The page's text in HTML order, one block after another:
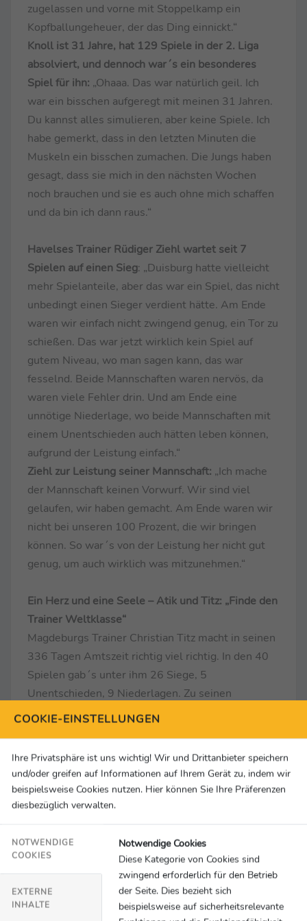
zugelassen und vorne mit Stoppelkamp ein
Kopfballungeheuer, der das Ding einnickt.“
Knoll ist 31 Jahre, hat 129 Spiele in der 2. Liga
absolviert, und dennoch war´s ein besonderes
Spiel für ihn: „Ohaaa. Das war natürlich geil. Ich
war ein bisschen aufgeregt mit meinen 31 Jahren.
Du kannst alles simulieren, aber keine Spiele. Ich
habe gemerkt, dass in den letzten Minuten die
Muskeln ein bisschen zumachen. Die Jungs haben
gesagt, dass sie mich in den nächsten Wochen
noch brauchen und sie es auch ohne mich schaffen
und da bin ich dann raus.“
Havelses Trainer Rüdiger Ziehl wartet seit 7
Spielen auf einen Sieg: „Duisburg hatte vielleicht
mehr Spielanteile, aber das war ein Spiel, das nicht
unbedingt einen Sieger verdient hätte. Am Ende
waren wir einfach nicht zwingend genug, ein Tor zu
schießen. Das war jetzt wirklich kein Spiel auf
gutem Niveau, wo man sagen kann, das war
fesselnd. Beide Mannschaften waren nervös, da
waren viele Fehler drin. Und am Ende eine
unnötige Niederlage, wo beide Mannschaften mit
einem Unentschieden auch hätten leben können,
aufgrund der Leistung einfach.“
Ziehl zur Leistung seiner Mannschaft: „Ich mache
der Mannschaft keinen Vorwurf. Wir sind viel
gelaufen, wir haben gemacht. Am Ende waren wir
nicht bei unseren 100 Prozent, die wir bringen
können. So war´s von der Leistung her nicht gut
genug, um auch wirklich was mitzunehmen.“
Ein Herz und eine Seele – Atik und Titz: „Finde den
Trainer Weltklasse“
Magdeburgs Trainer Christian Titz macht in seinen
336 Tagen Amtszeit richtig viel richtig. In den 40
Spielen gab´s unter ihm 26 Siege, 5
Unentschieden, 9 Niederlagen. Zu seinen
Verdiensten gehört, dass er Magdeburg spielerisch
geformt hat, in der einstige Top-Talente wie Baris
Atik zu neuer Stärke gelangen. „Ich kann über alles
mit ihm reden, auch über private Themen und
Weil ich der sein kann, der ich bin. Deswegen finde
ich den Trainer Weltklasse“, erläuterte Atik im „3.
Liga Top-Thema“-Gespräch. Darin verrät er auch,
dass er Julian Nagelsmann als damaliger Trainer
der TSG Hoffenheim 3 Einsätze in der Bundesliga
COOKIE-EINSTELLUNGEN
Ihre Privatsphäre ist uns wichtig! Wir und Drittanbieter speichern
und/oder greifen auf Informationen auf Ihrem Gerät zu, indem wir
beispielsweise Cookies nutzen. Hier können Sie Ihre Präferenzen
diesbezüglich verwalten.
NOTWENDIGE
COOKIES
EXTERNE
INHALTE
Notwendige Cookies
Diese Kategorie von Cookies sind
zwingend erforderlich für den Betrieb
der Seite. Dies bezieht sich
beispielsweise auf sicherheitsrelevante